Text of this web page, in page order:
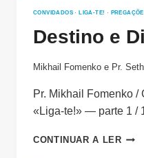
CONVIDADOS · LIGA-TE! ·
Destino e
Mikhail Fomenko e Pr.
Pr. Mikhail Fomenko
«Liga-te!» — parte 1 /
CONTINUAR A LER